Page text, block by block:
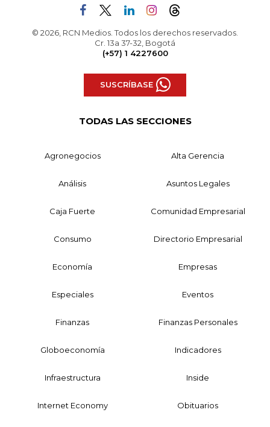
© 2026, RCN Medios. Todos los derechos reservados.
Cr. 13a 37-32, Bogotá
(+57) 1 4227600
SUSCRÍBASE
TODAS LAS SECCIONES
Agronegocios Alta Gerencia
Análisis Asuntos Legales
Caja Fuerte Comunidad Empresarial
Consumo Directorio Empresarial
Economía Empresas
Especiales Eventos
Finanzas Finanzas Personales
Globoeconomía Indicadores
Infraestructura Inside
Internet Economy Obituarios